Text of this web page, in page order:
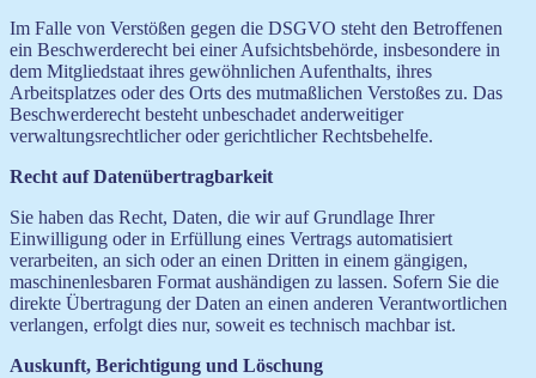
Im Falle von Verstößen gegen die DSGVO steht den Betroffenen
ein Beschwerderecht bei einer Aufsichtsbehörde, insbesondere in
dem Mitgliedstaat ihres gewöhnlichen Aufenthalts, ihres
Arbeitsplatzes oder des Orts des mutmaßlichen Verstoßes zu. Das
Beschwerderecht besteht unbeschadet anderweitiger
verwaltungsrechtlicher oder gerichtlicher Rechtsbehelfe.
Recht auf Datenübertragbarkeit
Sie haben das Recht, Daten, die wir auf Grundlage Ihrer
Einwilligung oder in Erfüllung eines Vertrags automatisiert
verarbeiten, an sich oder an einen Dritten in einem gängigen,
maschinenlesbaren Format aushändigen zu lassen. Sofern Sie die
direkte Übertragung der Daten an einen anderen Verantwortlichen
verlangen, erfolgt dies nur, soweit es technisch machbar ist.
Auskunft, Berichtigung und Löschung